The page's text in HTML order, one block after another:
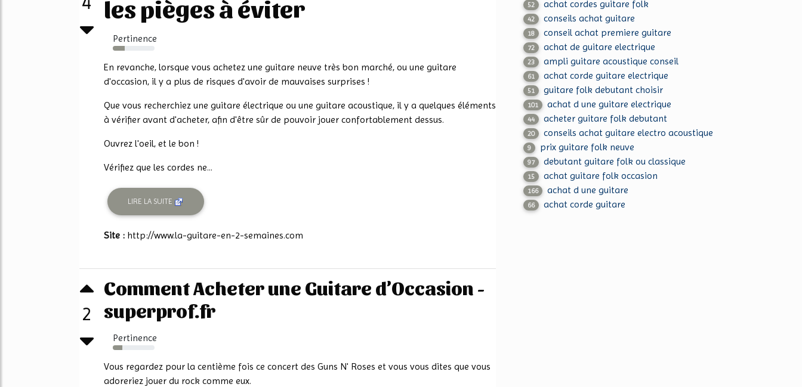
les pièges à éviter
Pertinence
29%
En revanche, lorsque vous achetez une guitare neuve très bon marché, ou une guitare
d'occasion, il y a plus de risques d'avoir de mauvaises surprises !
Que vous recherchiez une guitare électrique ou une guitare acoustique, il y a quelques éléments
à vérifier avant d'acheter, afin d'être sûr de pouvoir jouer confortablement dessus.
Ouvrez l'oeil, et le bon !
Vérifiez que les cordes ne...
LIRE LA SUITE
Site : http://www.la-guitare-en-2-semaines.com
2
Comment Acheter une Guitare d’Occasion -
superprof.fr
Pertinence
23%
Vous regardez pour la centième fois ce concert des Guns N' Roses et vous vous dites que vous
adoreriez jouer du rock comme eux.
52 achat cordes guitare folk
42 conseils achat guitare
18 conseil achat premiere guitare
72 achat de guitare electrique
23 ampli guitare acoustique conseil
61 achat corde guitare electrique
51 guitare folk debutant choisir
101 achat d une guitare electrique
44 acheter guitare folk debutant
20 conseils achat guitare electro acoustique
9 prix guitare folk neuve
97 debutant guitare folk ou classique
15 achat guitare folk occasion
166 achat d une guitare
66 achat corde guitare